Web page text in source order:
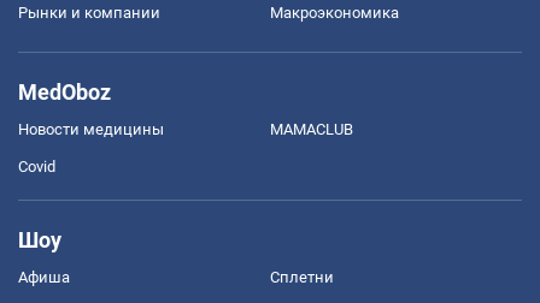
Рынки и компании Mакроэкономика
MedOboz
Новости медицины MAMACLUB
Covid
Шоу
Афиша Сплетни